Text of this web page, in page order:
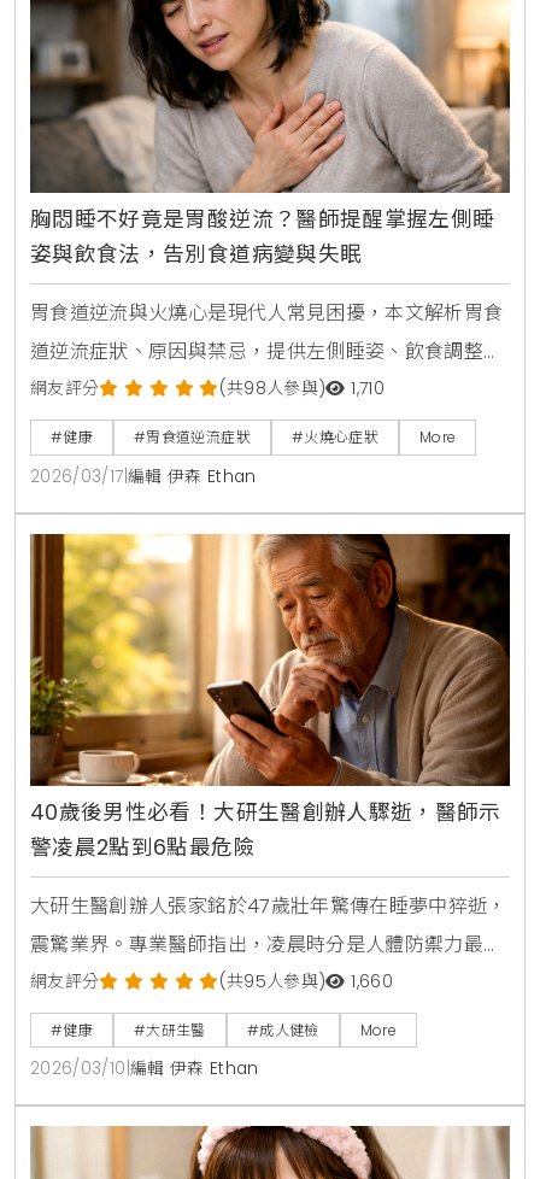
胸悶睡不好竟是胃酸逆流？醫師提醒掌握左側睡
姿與飲食法，告別食道病變與失眠
胃食道逆流與火燒心是現代人常見困擾，本文解析胃食
道逆流症狀、原因與禁忌，提供左側睡姿、飲食調整等
生活建議，並介紹胃鏡檢查與巴瑞特食道預防方法，助
您改善胸悶與睡眠問題。
網友評分 (共98人參與) 1,710
#健康 #胃食道逆流症狀 #火燒心症狀 More
2026/03/17 編輯 伊森 Ethan
40歲後男性必看！大研生醫創辦人驟逝，醫師示
警凌晨2點到6點最危險
大研生醫創辦人張家銘於47歲壯年驚傳在睡夢中猝逝，
震驚業界。專業醫師指出，凌晨時分是人體防禦力最低
時刻，心因性猝死與睡眠呼吸中止症為兩大隱形殺手。
本文解析睡夢中猝死的求救訊號，提供壯年族群預防心
血管疾病與維持健康的關鍵建議。
網友評分 (共95人參與) 1,660
#健康 #大研生醫 #成人健檢 More
2026/03/10 編輯 伊森 Ethan